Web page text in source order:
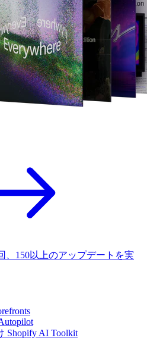
、150以上のアップデートを実
Shopify AI Toolkit